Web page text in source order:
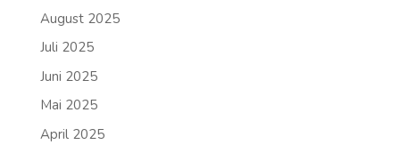
August 2025
Juli 2025
Juni 2025
Mai 2025
April 2025